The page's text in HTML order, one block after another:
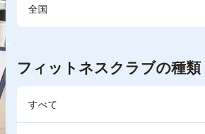
全国
フィットネスクラブの種類
すべて